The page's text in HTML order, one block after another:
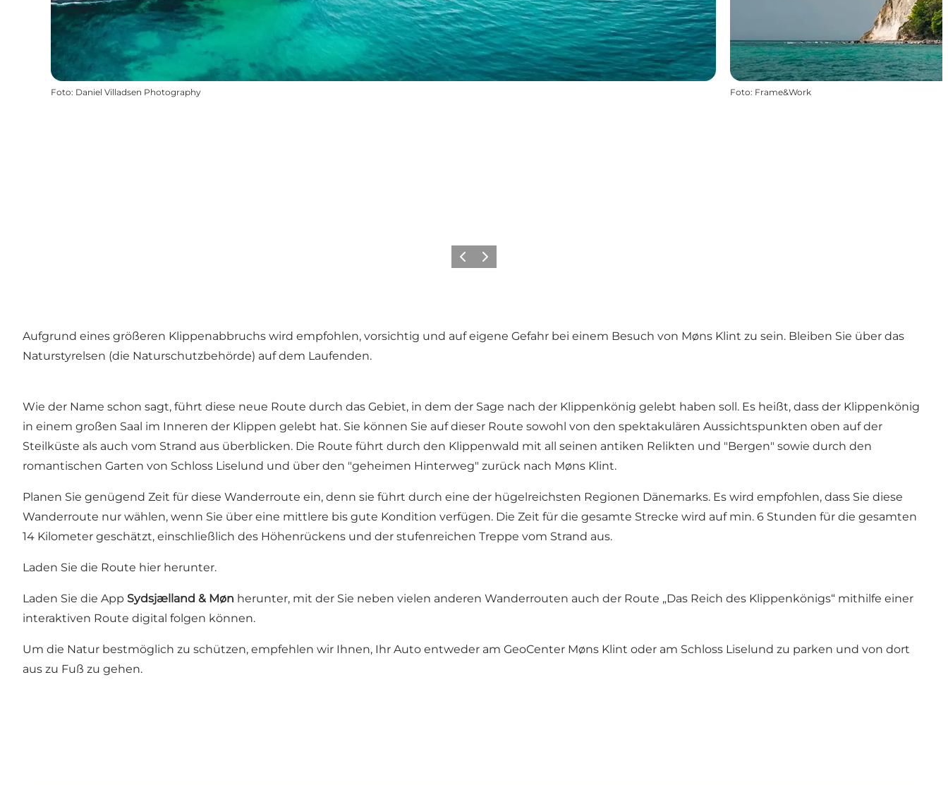
Foto: Daniel Villadsen Photography Foto: Frame&Work
ZurückWeiter
Aufgrund eines größeren Klippenabbruchs wird empfohlen, vorsichtig und auf eigene Gefahr bei einem Besuch von Møns Klint zu sein. Bleiben Sie über das
Naturstyrelsen (die Naturschutzbehörde) auf dem Laufenden.
Wie der Name schon sagt, führt diese neue Route durch das Gebiet, in dem der Sage nach der Klippenkönig gelebt haben soll. Es heißt, dass der Klippenkönig
in einem großen Saal im Inneren der Klippen gelebt hat. Sie können Sie auf dieser Route sowohl von den spektakulären Aussichtspunkten oben auf der
Steilküste als auch vom Strand aus überblicken. Die Route führt durch den Klippenwald mit all seinen antiken Relikten und "Bergen" sowie durch den
romantischen Garten von Schloss Liselund und über den "geheimen Hinterweg" zurück nach Møns Klint.
Planen Sie genügend Zeit für diese Wanderroute ein, denn sie führt durch eine der hügelreichsten Regionen Dänemarks. Es wird empfohlen, dass Sie diese
Wanderroute nur wählen, wenn Sie über eine mittlere bis gute Kondition verfügen. Die Zeit für die gesamte Strecke wird auf min. 6 Stunden für die gesamten
14 Kilometer geschätzt, einschließlich des Höhenrückens und der stufenreichen Treppe vom Strand aus.
Laden Sie die Route hier herunter.
Laden Sie die App Sydsjælland & Møn herunter, mit der Sie neben vielen anderen Wanderrouten auch der Route „Das Reich des Klippenkönigs“ mithilfe einer
interaktiven Route digital folgen können.
Um die Natur bestmöglich zu schützen, empfehlen wir Ihnen, Ihr Auto entweder am GeoCenter Møns Klint oder am Schloss Liselund zu parken und von dort
aus zu Fuß zu gehen.